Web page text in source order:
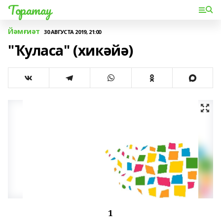
Торатау
Йәмғиәт 30 АВГУСТА 2019, 21:00
"Ҡуласа" (хикәйә)
1